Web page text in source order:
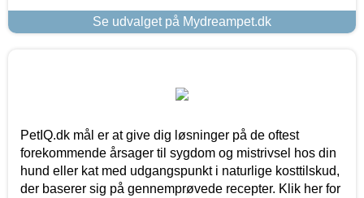
Se udvalget på Mydreampet.dk
PetIQ.dk mål er at give dig løsninger på de oftest
forekommende årsager til sygdom og mistrivsel hos din
hund eller kat med udgangspunkt i naturlige kosttilskud,
der baserer sig på gennemprøvede recepter. Klik her for